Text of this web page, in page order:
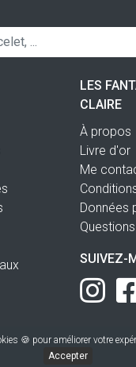
LES
CLAIRE
À propos
Livre d'or
Me
Données
SUIVEZ-
🍪 pour améliorer votre
Accepter